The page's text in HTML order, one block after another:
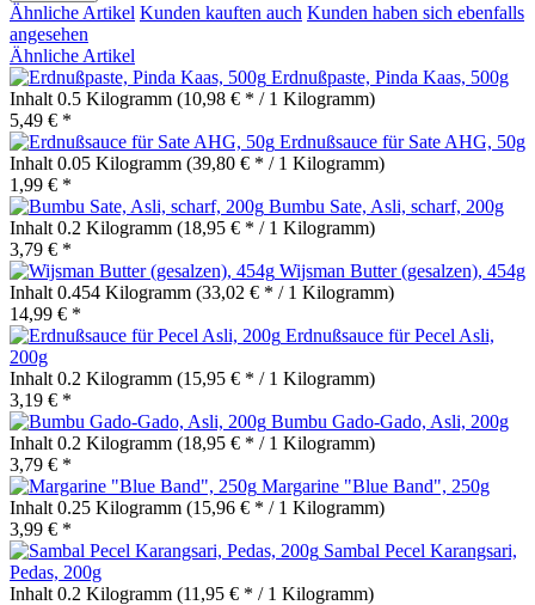
Ähnliche Artikel Kunden kauften auch Kunden haben sich ebenfalls
angesehen
Ähnliche Artikel
Erdnußpaste, Pinda Kaas, 500g
Inhalt 0.5 Kilogramm (10,98 € * / 1 Kilogramm)
5,49 € *
Erdnußsauce für Sate AHG, 50g
Inhalt 0.05 Kilogramm (39,80 € * / 1 Kilogramm)
1,99 € *
Bumbu Sate, Asli, scharf, 200g
Inhalt 0.2 Kilogramm (18,95 € * / 1 Kilogramm)
3,79 € *
Wijsman Butter (gesalzen), 454g
Inhalt 0.454 Kilogramm (33,02 € * / 1 Kilogramm)
14,99 € *
Erdnußsauce für Pecel Asli,
200g
Inhalt 0.2 Kilogramm (15,95 € * / 1 Kilogramm)
3,19 € *
Bumbu Gado-Gado, Asli, 200g
Inhalt 0.2 Kilogramm (18,95 € * / 1 Kilogramm)
3,79 € *
Margarine "Blue Band", 250g
Inhalt 0.25 Kilogramm (15,96 € * / 1 Kilogramm)
3,99 € *
Sambal Pecel Karangsari,
Pedas, 200g
Inhalt 0.2 Kilogramm (11,95 € * / 1 Kilogramm)